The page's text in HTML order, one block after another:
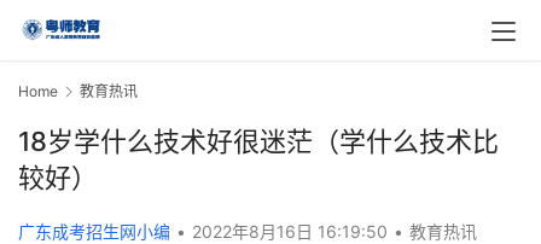
Home 教育热讯
18岁学什么技术好很迷茫（学什么技术比
较好）
广东成考招生网小编 • 2022年8月16日 16:19:50 • 教育热讯